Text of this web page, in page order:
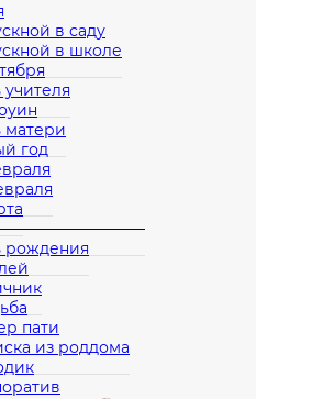
в саду
в школе
матери
год
рождения
пати
из роддома